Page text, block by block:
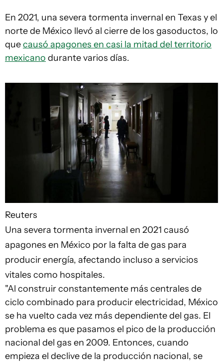
En 2021, una severa tormenta invernal en Texas y el
norte de México llevó al cierre de los gasoductos, lo
quecausó apagones en casi la mitad del territorio
mexicano durante varios días.
Reuters
Una severa tormenta invernal en 2021 causó
apagones en México por la falta de gas para
producir energía, afectando incluso a servicios
vitales como hospitales.
"Al construir constantemente más centrales de
ciclo combinado para producir electricidad, México
se ha vuelto cada vez más dependiente del gas. El
problema es que pasamos el pico de la producción
nacional del gas en 2009. Entonces, cuando
empieza el declive de la producción nacional, se